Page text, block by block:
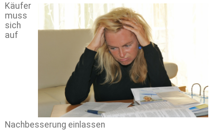
Käufer
muss
sich
auf
Nachbesserung einlassen